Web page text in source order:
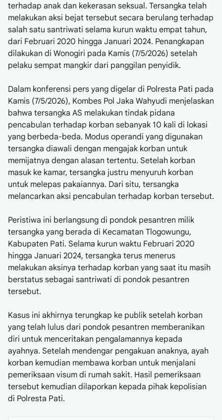
terhadap anak dan kekerasan seksual. Tersangka telah
melakukan aksi bejat tersebut secara berulang terhadap
salah satu santriwati selama kurun waktu empat tahun,
dari Februari 2020 hingga Januari 2024. Penangkapan
dilakukan di Wonogiri pada Kamis (7/5/2026) setelah
pelaku sempat mangkir dari panggilan penyidik.
Dalam konferensi pers yang digelar di Polresta Pati pada
Kamis (7/5/2026), Kombes Pol Jaka Wahyudi menjelaskan
bahwa tersangka AS melakukan tindak pidana
pencabulan terhadap korban sebanyak 10 kali di lokasi
yang berbeda-beda. Modus operandi yang digunakan
tersangka diawali dengan mengajak korban untuk
memijatnya dengan alasan tertentu. Setelah korban
masuk ke kamar, tersangka justru menyuruh korban
untuk melepas pakaiannya. Dari situ, tersangka
melancarkan aksi pencabulan terhadap korban tersebut.
Peristiwa ini berlangsung di pondok pesantren milik
tersangka yang berada di Kecamatan Tlogowungu,
Kabupaten Pati. Selama kurun waktu Februari 2020
hingga Januari 2024, tersangka terus menerus
melakukan aksinya terhadap korban yang saat itu masih
berstatus sebagai santriwati di pondok pesantren
tersebut.
Kasus ini akhirnya terungkap ke publik setelah korban
yang telah lulus dari pondok pesantren memberanikan
diri untuk menceritakan pengalamannya kepada
ayahnya. Setelah mendengar pengakuan anaknya, ayah
korban kemudian membawa korban untuk menjalani
pemeriksaan visum di rumah sakit. Hasil pemeriksaan
tersebut kemudian dilaporkan kepada pihak kepolisian
di Polresta Pati.